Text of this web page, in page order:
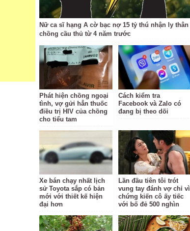
Nữ ca sĩ hạng A cờ bạc nợ 15 tỷ thú nhận ly thân
chồng cầu thủ từ 4 năm trước
Phát hiện chồng ngoại
tình, vợ gửi hẳn thuốc
điều trị HIV của chồng
cho tiểu tam
Cách kiểm tra
Facebook và Zalo có
đang bị theo dõi
Xe bán chạy nhất lịch
sử Toyota sắp có bản
mới với thiết kế hiện
đại hơn
Lần đầu tiên tôi trót
vung tay đánh vợ chỉ vì
chứng kiến cô ấy tiếc
với bố đẻ 500 nghìn